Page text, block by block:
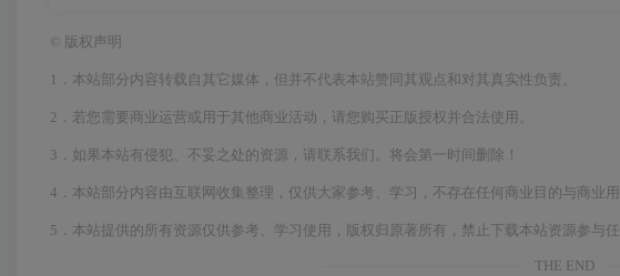
版权声明
1．本站部分内容转载自其它媒体，但并不代表本站赞同其观点和对其真实性负责。
2．若您需要商业运营或用于其他商业活动，请您购买正版授权并合法使用。
3．如果本站有侵犯、不妥之处的资源，请联系我们。将会第一时间删除！
4．本站部分内容由互联网收集整理，仅供大家参考、学习，不存在任何商业目的与商业用
5．本站提供的所有资源仅供参考、学习使用，版权归原著所有，禁止下载本站资源参与
THE END